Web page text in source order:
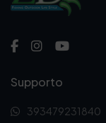
Supporto
393479231840